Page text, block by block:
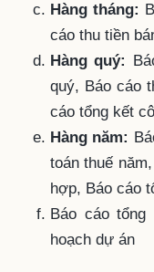
Hàng tháng:
cáo thu tiền
Hàng quý:
quý, Báo cáo
cáo tổng kết
Hàng năm:
toán thuế
hợp, Báo cáo
Báo cáo
hoạch dự án